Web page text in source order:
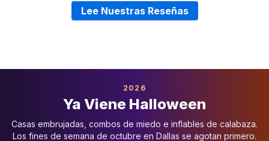
Lee Nuestras Reseñas
2026
Ya Viene Halloween
Casas embrujadas, combos de miedo e inflables de calabaza.
Los fines de semana de octubre en Dallas se agotan primero.